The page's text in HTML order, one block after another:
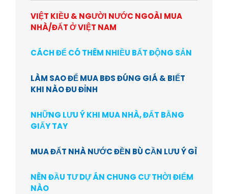
VIỆT KIỀU & NGƯỜI NƯỚC NGOÀI MUA
NHÀ/ĐẤT Ở VIỆT NAM
CÁCH ĐỂ CÓ THÊM NHIỀU BẤT ĐỘNG SẢN
LÀM SAO ĐỂ MUA BĐS ĐÚNG GIÁ & BIẾT
KHI NÀO ĐU ĐỈNH
NHỮNG LƯU Ý KHI MUA NHÀ, ĐẤT BẰNG
GIẤY TAY
MUA ĐẤT NHÀ NƯỚC ĐỀN BÙ CẦN LƯU Ý GÌ
NÊN ĐẦU TƯ DỰ ÁN CHUNG CƯ THỜI ĐIỂM
NÀO